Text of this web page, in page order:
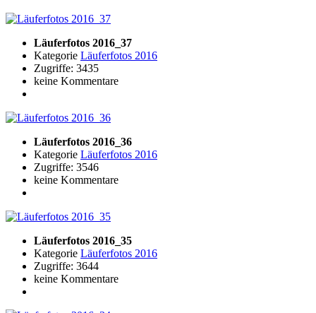
Läuferfotos 2016_37
Kategorie Läuferfotos 2016
Zugriffe: 3435
keine Kommentare
Läuferfotos 2016_36
Kategorie Läuferfotos 2016
Zugriffe: 3546
keine Kommentare
Läuferfotos 2016_35
Kategorie Läuferfotos 2016
Zugriffe: 3644
keine Kommentare